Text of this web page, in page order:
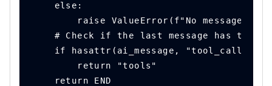
    else:
raise ValueError(f"No messages
# Check if the last message has tool
if hasattr(ai_message, "tool_calls")
        return "tools"
    return END